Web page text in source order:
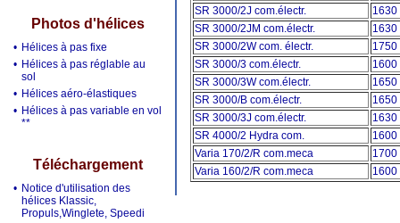
Photos d'hélices
• Hélices à pas fixe
• Hélices à pas réglable au
sol
• Hélices aéro-élastiques
• Hélices à pas variable en vol
**
Téléchargement
• Notice d'utilisation des
hélices Klassic,
Propuls,Winglete, Speedi
SR 3000/2J com.électr.
1630
SR 3000/2JM com.électr.
1630
SR 3000/2W com. électr.
1750
SR 3000/3 com.électr.
1600
SR 3000/3W com.électr.
1650
SR 3000/B com.électr.
1650
SR 3000/3J com.électr.
1630
SR 4000/2 Hydra com.
1600
Varia 170/2/R com.meca
1700
Varia 160/2/R com.meca
1600